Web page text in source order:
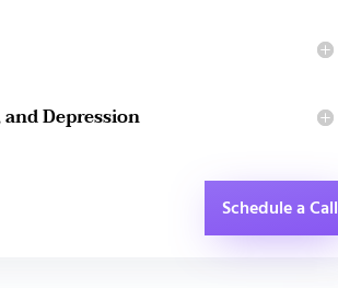
Depression
Schedule a Call